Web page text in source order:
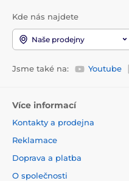
Kde nás najdete
Naše prodejny
Jsme také na: Youtube
Více informací
Kontakty a prodejna
Reklamace
Doprava a platba
O společnosti